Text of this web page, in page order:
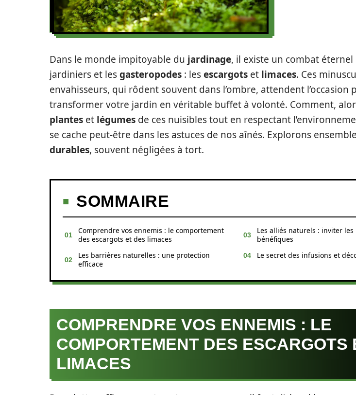
Dans le monde impitoyable du jardinage, il existe un combat éternel
jardiniers et lesgasteropodes : lesescargots et limaces. Ces
envahisseurs, qui rôdent souvent dans l’ombre, attendent l’occasion
transformer votre jardin en véritable buffet à volonté. Comment,
plantes et légumes de ces nuisibles tout en respectant
se cache peut-être dans les astuces de nos aînés. Explorons
durables, souvent négligées à tort.
SOMMAIRE
Comprendre vos ennemis : le comportement
des escargots et des limaces
Les barrières naturelles : une protection
efficace
Les alliés naturels : inviter
bénéfiques
Le secret des infusions et
COMPRENDRE VOS ENNEMIS : LE
COMPORTEMENT DES ESCARGOTS
LIMACES